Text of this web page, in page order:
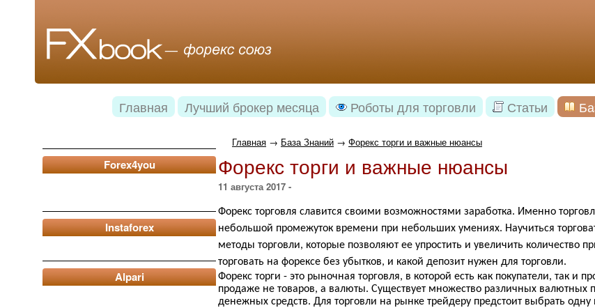
Главная Лучший брокер месяца Роботы для торговли Статьи
Forex4you
Instaforex
Alpari
Главная → База Знаний → Форекс торги и важные нюансы
Форекс торги и важные нюансы
11 августа 2017 -
Форекс торговля славится своими возможностями заработка. Именно
небольшой промежуток времени при небольших умениях. Научиться
методы торговли, которые позволяют ее упростить и увеличить количество
торговать на форексе без убытков, и какой депозит нужен для торговли.
Форекс торги - это рыночная торговля, в которой есть как покупатели, так и
продаже не товаров, а валюты. Существует множество различных валютных
денежных средств. Для торговли на рынке трейдеру предстоит выбрать